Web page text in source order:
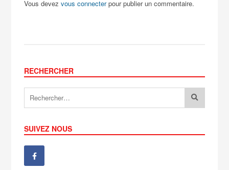
Vous devezvous connecterpour publier un commentaire.
RECHERCHER
SUIVEZ NOUS